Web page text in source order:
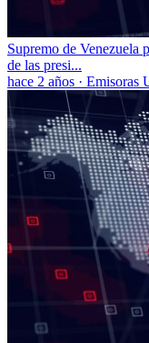
Supremo de Venezuela
de las presi...
hace 2 años · Emisoras